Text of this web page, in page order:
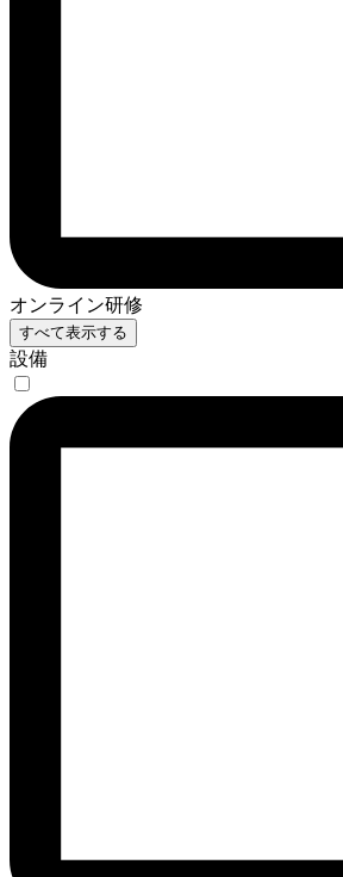
オンライン研修
すべて表示する
設備